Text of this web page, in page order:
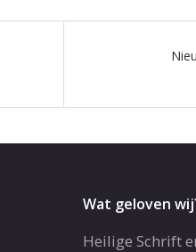
Wat geloven
Heilige Schrift